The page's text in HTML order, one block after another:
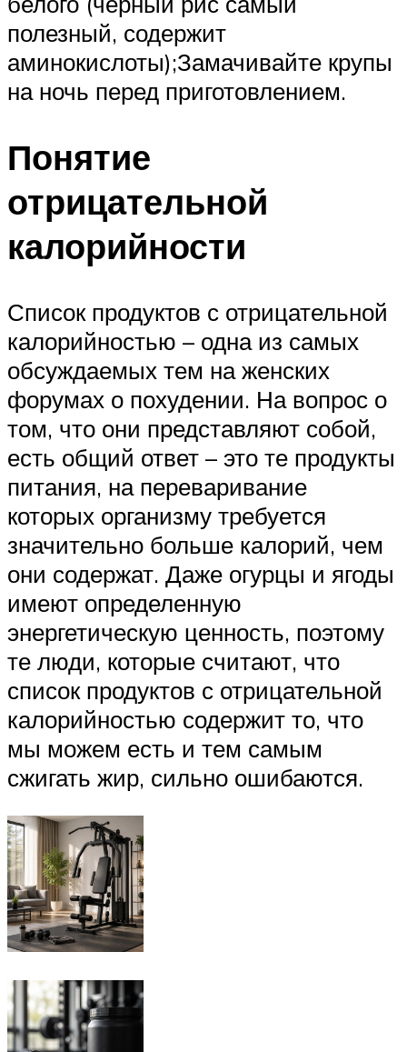
полезный, содержит
аминокислоты);Замачивайте крупы
на ночь перед приготовлением.
Понятие
отрицательной
калорийности
Список продуктов с отрицательной
калорийностью – одна из самых
обсуждаемых тем на женских
форумах о похудении. На вопрос о
том, что они представляют собой,
есть общий ответ – это те продукты
питания, на переваривание
которых организму требуется
значительно больше калорий, чем
они содержат. Даже огурцы и ягоды
имеют определенную
энергетическую ценность, поэтому
те люди, которые считают, что
список продуктов с отрицательной
калорийностью содержит то, что
мы можем есть и тем самым
сжигать жир, сильно ошибаются.